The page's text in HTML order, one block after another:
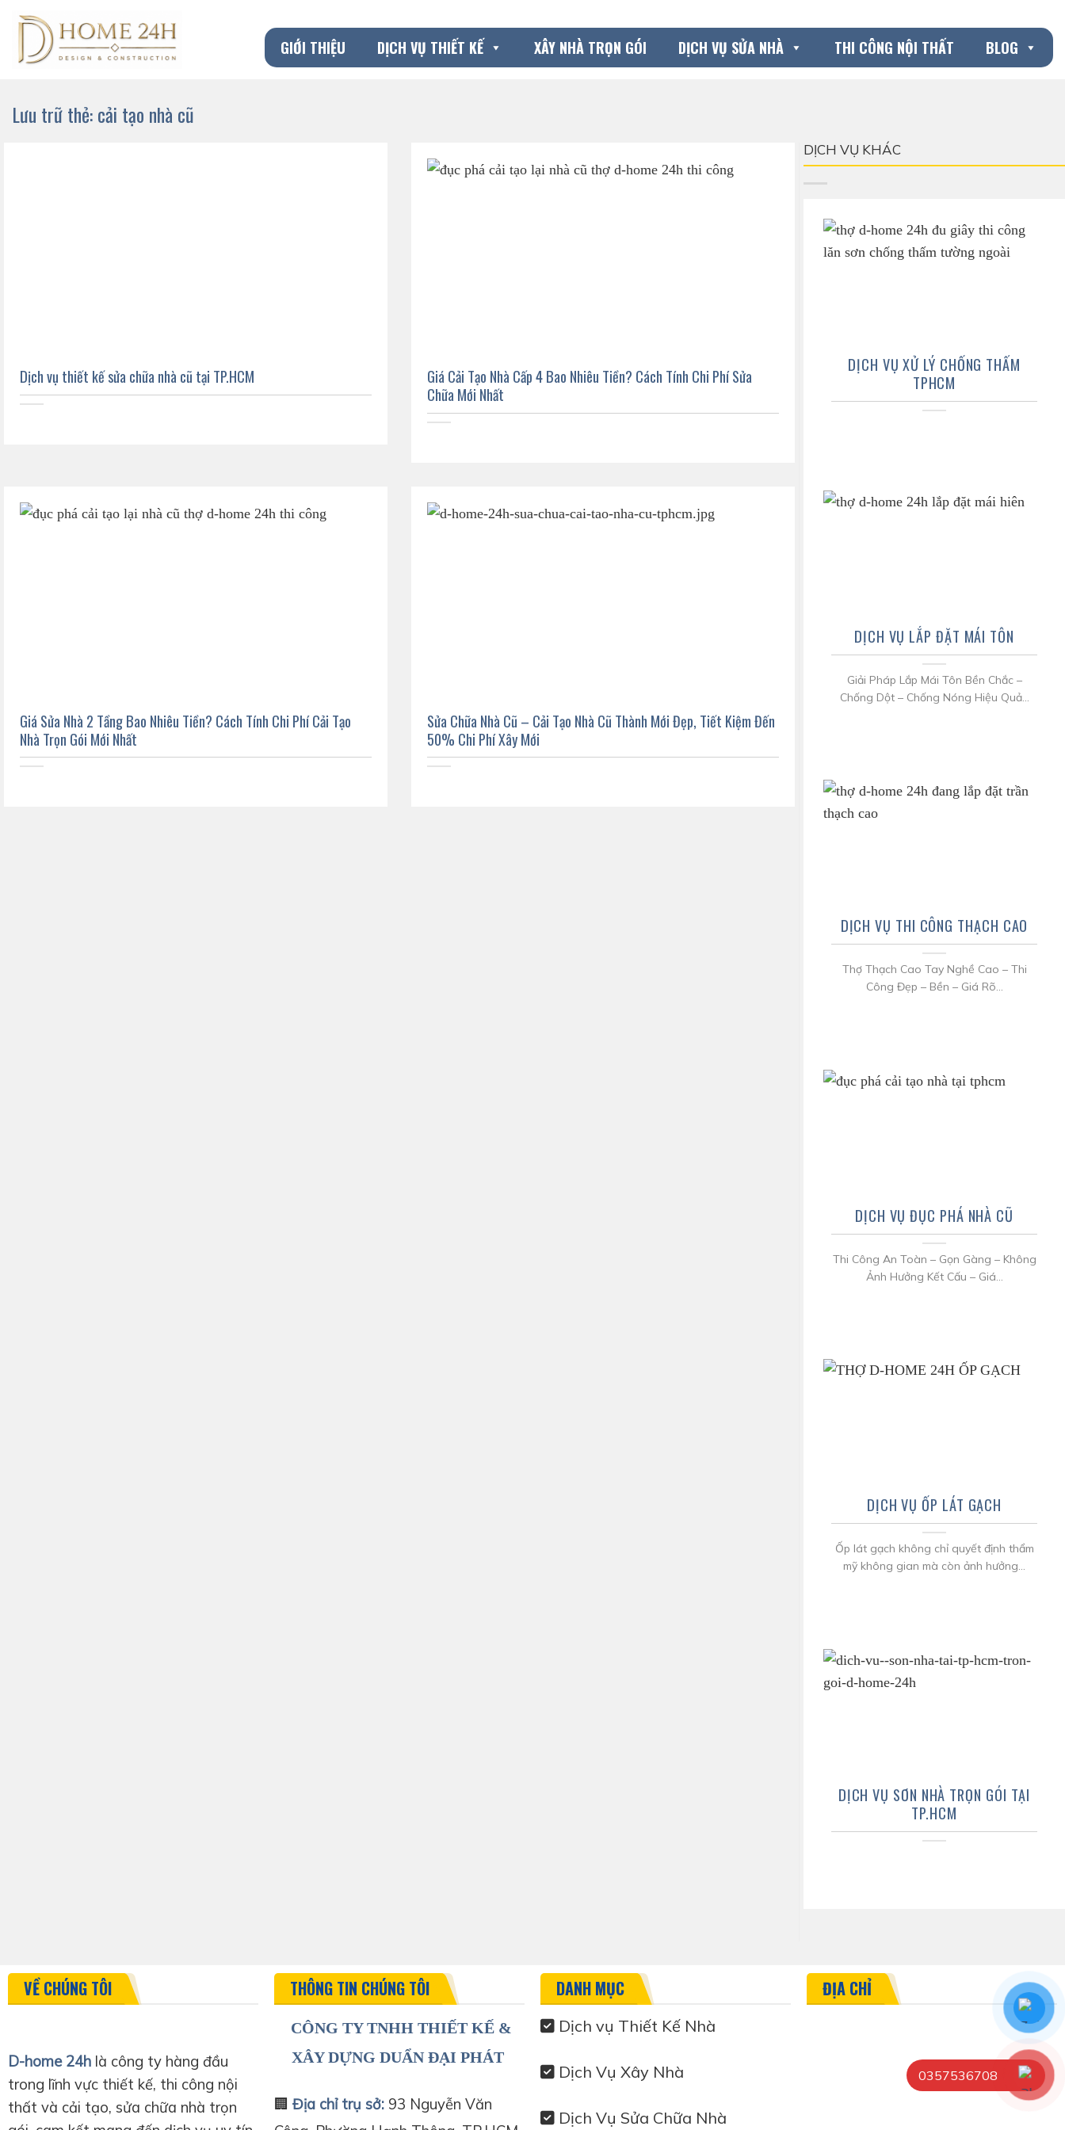
đến
GIỚI THIỆU DỊCH VỤ THIẾT KẾ XÂY NHÀ TRỌN GÓI DỊCH VỤ SỬA NHÀ THI CÔNG NỘI THẤT BLOG
Lưu trữ thẻ:cải tạo nhà cũ
Dịch vụ thiết kế sửa chữa nhà cũ tại TP.HCM
Giá Cải Tạo Nhà Cấp 4 Bao Nhiêu Tiền? Cách Tính Chi Phí Sửa
Chữa Mới Nhất
Giá Sửa Nhà 2 Tầng Bao Nhiêu Tiền? Cách Tính Chi Phí Cải Tạo
Nhà Trọn Gói Mới Nhất
Sửa Chữa Nhà Cũ – Cải Tạo Nhà Cũ Thành Mới Đẹp, Tiết Kiệm Đến
50% Chi Phí Xây Mới
DỊCH VỤ KHÁC
DỊCH VỤ XỬ LÝ CHỐNG THẤM
TPHCM
DỊCH VỤ LẮP ĐẶT MÁI TÔN
Giải Pháp Lắp Mái Tôn Bền Chắc –
Chống Dột – Chống Nóng Hiệu Quả...
DỊCH VỤ THI CÔNG THẠCH CAO
Thợ Thạch Cao Tay Nghề Cao – Thi
Công Đẹp – Bền – Giá Rõ...
DỊCH VỤ ĐỤC PHÁ NHÀ CŨ
Thi Công An Toàn – Gọn Gàng – Không
Ảnh Hưởng Kết Cấu – Giá...
DỊCH VỤ ỐP LÁT GẠCH
Ốp lát gạch không chỉ quyết định thẩm
mỹ không gian mà còn ảnh hưởng...
DỊCH VỤ SƠN NHÀ TRỌN GÓI TẠI
TP.HCM
VỀ CHÚNG TÔI
D-home 24h là công ty hàng đầu
trong lĩnh vực thiết kế, thi công nội
thất và cải tạo, sửa chữa nhà trọn
THÔNG TIN CHÚNG TÔI
CÔNG TY TNHH THIẾT KẾ &
XÂY DỰNG DUẨN ĐẠI PHÁT
🏢 Địa chỉ trụ sở: 93 Nguyễn Văn
DANH MỤC
Dịch vụ Thiết Kế Nhà
Dịch Vụ Xây Nhà
Dịch Vụ Sửa Chữa Nhà
ĐỊA CHỈ
0357536708